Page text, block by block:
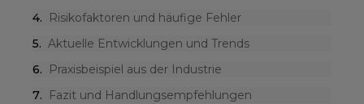
4.
Risikofaktoren und häufige Fehler
5. Aktuelle Entwicklungen und Trends
6.
Praxisbeispiel aus der Industrie
7. Fazit und Handlungsempfehlungen